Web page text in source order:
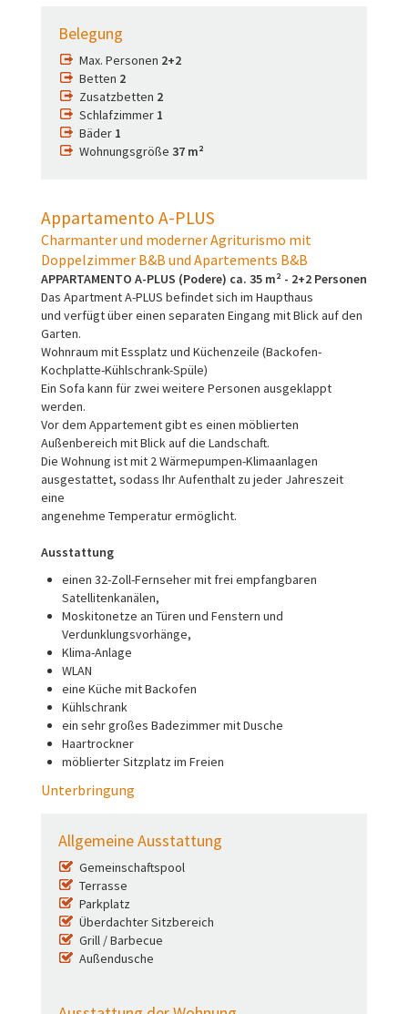
Belegung
Max. Personen 2+2
Betten 2
Zusatzbetten 2
Schlafzimmer 1
Bäder 1
Wohnungsgröße 37 m²
Appartamento A-PLUS
Charmanter und moderner Agriturismo mit
Doppelzimmer B&B und Apartements B&B
APPARTAMENTO A-PLUS (Podere) ca. 35 m² - 2+2 Personen
Das Apartment A-PLUS befindet sich im Haupthaus
und verfügt über einen separaten Eingang mit Blick auf den
Garten.
Wohnraum mit Essplatz und Küchenzeile (Backofen-
Kochplatte-Kühlschrank-Spüle)
Ein Sofa kann für zwei weitere Personen ausgeklappt
werden.
Vor dem Appartement gibt es einen möblierten
Außenbereich mit Blick auf die Landschaft.
Die Wohnung ist mit 2 Wärmepumpen-Klimaanlagen
ausgestattet, sodass Ihr Aufenthalt zu jeder Jahreszeit
eine
angenehme Temperatur ermöglicht.
Ausstattung
einen 32-Zoll-Fernseher mit frei empfangbaren
Satellitenkanälen,
Moskitonetze an Türen und Fenstern und
Verdunklungsvorhänge,
Klima-Anlage
WLAN
eine Küche mit Backofen
Kühlschrank
ein sehr großes Badezimmer mit Dusche
Haartrockner​
möblierter Sitzplatz im Freien
Unterbringung
Allgemeine Ausstattung
Gemeinschaftspool
Terrasse
Parkplatz
Überdachter Sitzbereich
Grill / Barbecue
Außendusche